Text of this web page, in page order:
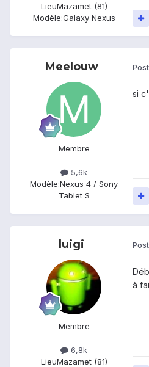
LieuMazamet (81)
Modèle:Galaxy Nexus
Meelouw
Membre
5,6k
Modèle:Nexus 4 / Sony
Tablet S
si
luigi
Membre
6,8k
LieuMazamet (81)
à